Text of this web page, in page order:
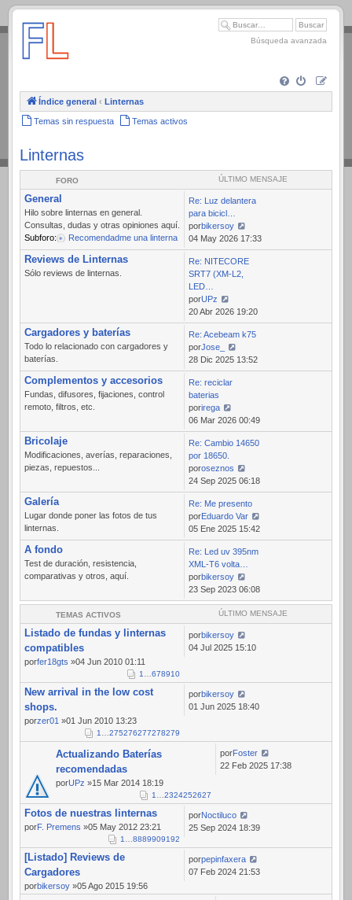
.
Búsqueda avanzada
Índice general ‹ Linternas
Temas sin respuesta Temas activos
Linternas
FORO ÚLTIMO MENSAJE
General
Hilo sobre linternas en general.
Consultas, dudas y otras opiniones aquí.
Subforo:
Recomendadme una linterna
Re: Luz delantera
para bicicl…
porbikersoy
Ver
último
mensaje
04 May 2026 17:33
Reviews de Linternas
Sólo reviews de linternas.
Re: NITECORE
SRT7 (XM-L2,
LED…
porUPz
Ver
último
mensaje
20 Abr 2026 19:20
Cargadores y baterías
Todo lo relacionado con cargadores y
baterías.
Re: Acebeam k75
porJose_
Ver
último
mensaje
28 Dic 2025 13:52
Complementos y accesorios
Fundas, difusores, fijaciones, control
remoto, filtros, etc.
Re: reciclar
baterias
porirega
Ver
último
mensaje
06 Mar 2026 00:49
Bricolaje
Modificaciones, averías, reparaciones,
piezas, repuestos...
Re: Cambio 14650
por 18650.
poroseznos
Ver
último
mensaje
24 Sep 2025 06:18
Galería
Lugar donde poner las fotos de tus
linternas.
Re: Me presento
porEduardo Var
Ver
último
mensaje
05 Ene 2025 15:42
A fondo
Test de duración, resistencia,
comparativas y otros, aquí.
Re: Led uv 395nm
XML-T6 volta…
porbikersoy
Ver
último
mensaje
23 Sep 2023 06:08
TEMAS ACTIVOS ÚLTIMO MENSAJE
Listado de fundas y linternas
compatibles
porfer18gts »04 Jun 2010 01:11
1 678910
porbikersoy
04 Jul 2025 15:10
New arrival in the low cost
shops.
porzer01 »01 Jun 2010 13:23
1 275276277278279
porbikersoy
01 Jun 2025 18:40
Actualizando Baterías
recomendadas
porUPz »15 Mar 2014 18:19
1 2324252627
porFoster
22 Feb 2025 17:38
Fotos de nuestras linternas
porF. Premens »05 May 2012 23:21
1 8889909192
porNoctiluco
25 Sep 2024 18:39
[Listado] Reviews de
Cargadores
porbikersoy »05 Ago 2015 19:56
porpepinfaxera
07 Feb 2024 21:53